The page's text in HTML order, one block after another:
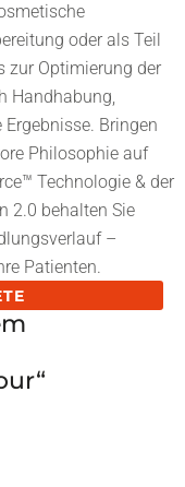
oder als Teil
zur Optimierung der
Handhabung,
Bringen
Philosophie auf
Technologie & der
2.0 behalten Sie
–
Patienten.